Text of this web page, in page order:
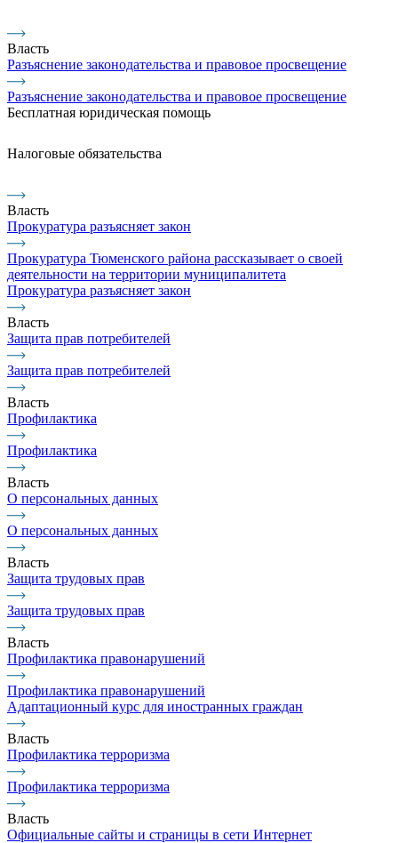
Власть
Разъяснение законодательства и правовое просвещение
Разъяснение законодательства и правовое просвещение
Бесплатная юридическая помощь
Налоговые обязательства
Власть
Прокуратура разъясняет закон
Прокуратура Тюменского района рассказывает о своей
деятельности на территории муниципалитета
Прокуратура разъясняет закон
Власть
Защита прав потребителей
Защита прав потребителей
Власть
Профилактика
Профилактика
Власть
О персональных данных
О персональных данных
Власть
Защита трудовых прав
Защита трудовых прав
Власть
Профилактика правонарушений
Профилактика правонарушений
Адаптационный курс для иностранных граждан
Власть
Профилактика терроризма
Профилактика терроризма
Власть
Официальные сайты и страницы в сети Интернет